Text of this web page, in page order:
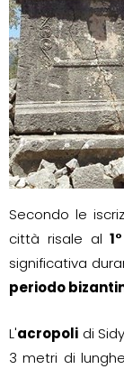
Secondo le
città risale al
significativa
periodo
L'acropoli di
3 metri di